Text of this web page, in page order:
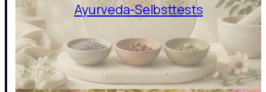
Ayurveda-Selbsttests